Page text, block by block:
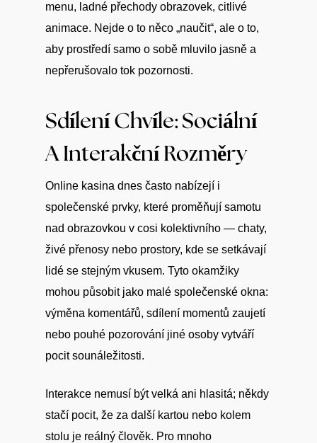
menu, ladné přechody obrazovek, citlivé
animace. Nejde o to něco „naučit“, ale o to,
aby prostředí samo o sobě mluvilo jasně a
nepřerušovalo tok pozornosti.
Sdílení Chvíle: Sociální
A Interakční Rozměry
Online kasina dnes často nabízejí i
společenské prvky, které proměňují samotu
nad obrazovkou v cosi kolektivního — chaty,
živé přenosy nebo prostory, kde se setkávají
lidé se stejným vkusem. Tyto okamžiky
mohou působit jako malé společenské okna:
výměna komentářů, sdílení momentů zaujetí
nebo pouhé pozorování jiné osoby vytváří
pocit sounáležitosti.
Interakce nemusí být velká ani hlasitá; někdy
stačí pocit, že za další kartou nebo kolem
stolu je reálný člověk. Pro mnoho